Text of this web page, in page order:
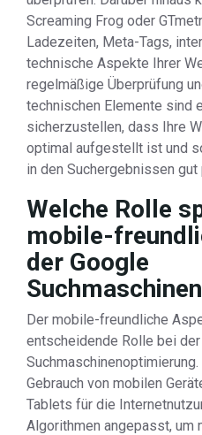
Screaming Frog oder
Ladezeiten, Meta-Tags,
technische Aspekte Ihrer
regelmäßige Überprüfung
technischen Elemente sind
sicherzustellen, dass Ihre
optimal aufgestellt ist und
in den Suchergebnissen
Welche Rolle
mobile-
der Google
Der mobile-freundliche
entscheidende Rolle bei
Gebrauch von mobilen
Tablets für die
Algorithmen angepasst,